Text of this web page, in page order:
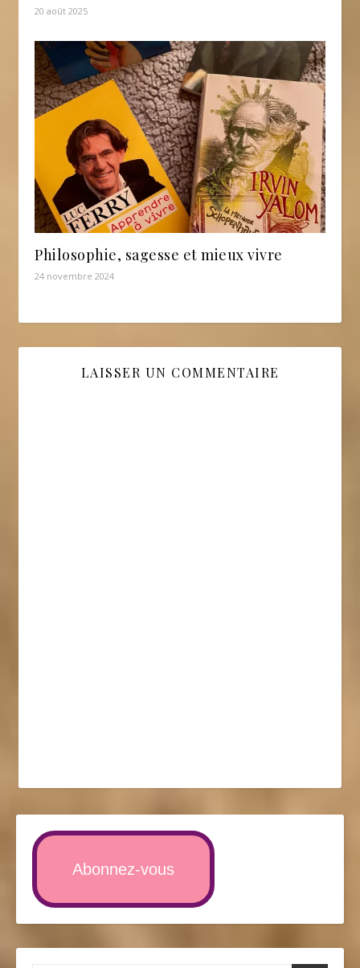
20 août 2025
Philosophie, sagesse et mieux vivre
24 novembre 2024
LAISSER UN COMMENTAIRE
Abonnez-vous